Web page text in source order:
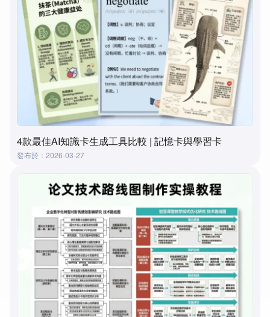
4款最佳AI知識卡生成工具比較 | 記憶卡與學習卡
發布於：2026-03-27